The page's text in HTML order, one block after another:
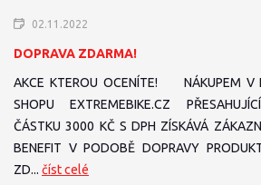
02.11.2022
DOPRAVA ZDARMA!
AKCE KTEROU OCENÍTE! NÁKUPEM V
SHOPU EXTREMEBIKE.CZ
ČÁSTKU 3000 KČ S DPH ZÍSKÁVÁ
BENEFIT V PODOBĚ DOPRAVY
ZD... číst celé